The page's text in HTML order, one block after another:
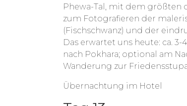
Phewa-Tal, mit dem größten
zum Fotografieren der
(Fischschwanz) und der
Das erwartet uns heute: ca.
nach Pokhara; optional am
Wanderung zur
Übernachtung im Hotel